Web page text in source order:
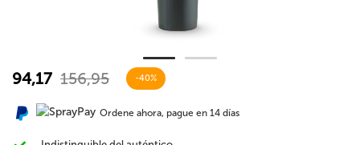
94,17 156,95 -40%
Ordene ahora, pague en 14 días